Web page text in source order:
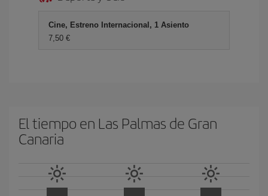
Cine, Estreno Internacional, 1 Asiento
7,50 €
El tiempo en Las Palmas de Gran
Canaria